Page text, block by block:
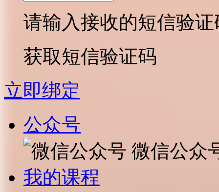
请输入接收的短信验证
获取短信验证码
立即绑定
公众号
微信公众
我的课程